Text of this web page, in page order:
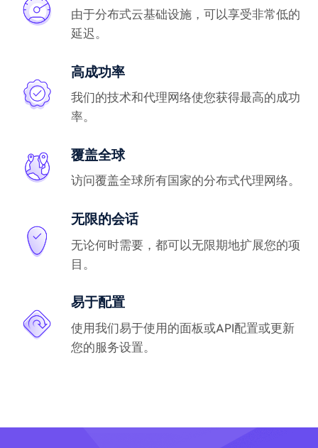
由于分布式云基础设施，可以享受非常低的
延迟。
高成功率
我们的技术和代理网络使您获得最高的成功
率。
覆盖全球
访问覆盖全球所有国家的分布式代理网络。
无限的会话
无论何时需要，都可以无限期地扩展您的项
目。
易于配置
使用我们易于使用的面板或API配置或更新
您的服务设置。